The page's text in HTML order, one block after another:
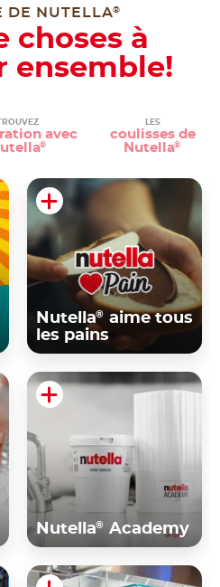
DE NUTELLA®
choses à
ensemble!
TROUVEZ
avec
®
LES
coulisses de
Nutella®
Nutella® aime tous
les pains
Nutella® Academy